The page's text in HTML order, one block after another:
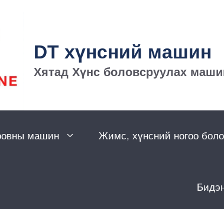
DT хүнсний машин
Хятад Хүнс боловсруулах
машин Жимс, хүнсний ногоо